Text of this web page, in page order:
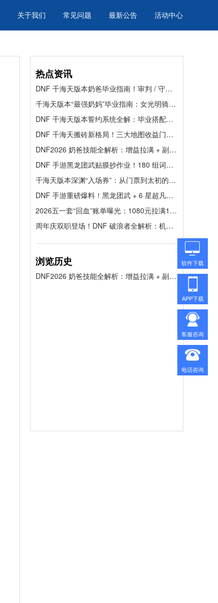
关于我们 常见问题 最新公告 活动中心
热点资讯
DNF 千海天版本奶爸毕业指南！审判 / 守护双流派全解析
千海天版本“最强奶妈”毕业指南：女光明骑士装备搭配与避坑解析
DNF 千海天版本誓约系统全解：毕业搭配与养成路线一文吃透
DNF 千海天搬砖新格局！三大地图收益门槛全解析，高效摸金一站式指南
DNF2026 奶爸技能全解析：增益拉满 + 副本通吃，代练通助你轻松毕业！
DNF 手游黑龙团武贴膜抄作业！180 组词条极限 1 选，毕业率仅 0.5%，速看最优解
千海天版本深渊“入场券”：从门票到太初的终极刷取指南
DNF 手游重磅爆料！黑龙团武 + 6 星超凡史诗登场，深渊武器直接淘汰，开荒速通看这篇！
2026五一套“回血”账单曝光：1080元拉满10套的硬核理财攻略
周年庆双职登场！DNF 破浪者全解析：机制、装备与玩法，新手速成必看
浏览历史
DNF2026 奶爸技能全解析：增益拉满 + 副本通吃，代练通助你轻松毕业！
软件下载
APP下载
客服咨询
电话咨询